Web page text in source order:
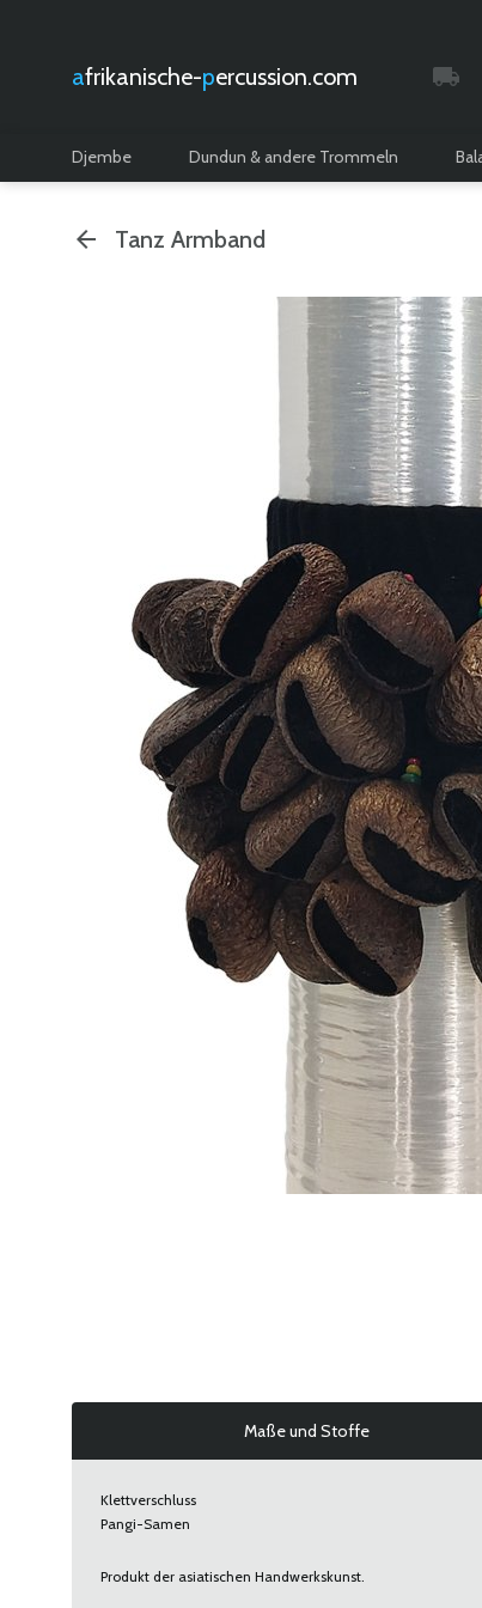
afrikanische- percussion.com
Djembe Dundun & andere Trommeln
Tanz Armband
Maße und Stoffe
Klettverschluss
Pangi-Samen
Produkt der asiatischen Handwerkskunst.